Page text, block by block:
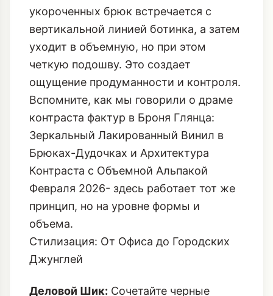
укороченных брюк встречается с
вертикальной линией ботинка, а затем
уходит в объемную, но при этом
четкую подошву. Это создает
ощущение продуманности и контроля.
Вспомните, как мы говорили о драме
контраста фактур в Броня Глянца:
Зеркальный Лакированный Винил в
Брюках-Дудочках и Архитектура
Контраста с Объемной Альпакой
Февраля 2026- здесь работает тот же
принцип, но на уровне формы и
объема.
Стилизация: От Офиса до Городских
Джунглей
Деловой Шик: Сочетайте черные